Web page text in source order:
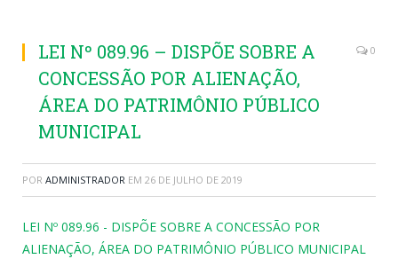
LEI Nº 089.96 – DISPÕE SOBRE A
CONCESSÃO POR ALIENAÇÃO,
ÁREA DO PATRIMÔNIO PÚBLICO
MUNICIPAL
0
POR ADMINISTRADOR EM 26 DE JULHO DE 2019
LEI Nº 089.96 - DISPÕE SOBRE A CONCESSÃO POR
ALIENAÇÃO, ÁREA DO PATRIMÔNIO PÚBLICO MUNICIPAL